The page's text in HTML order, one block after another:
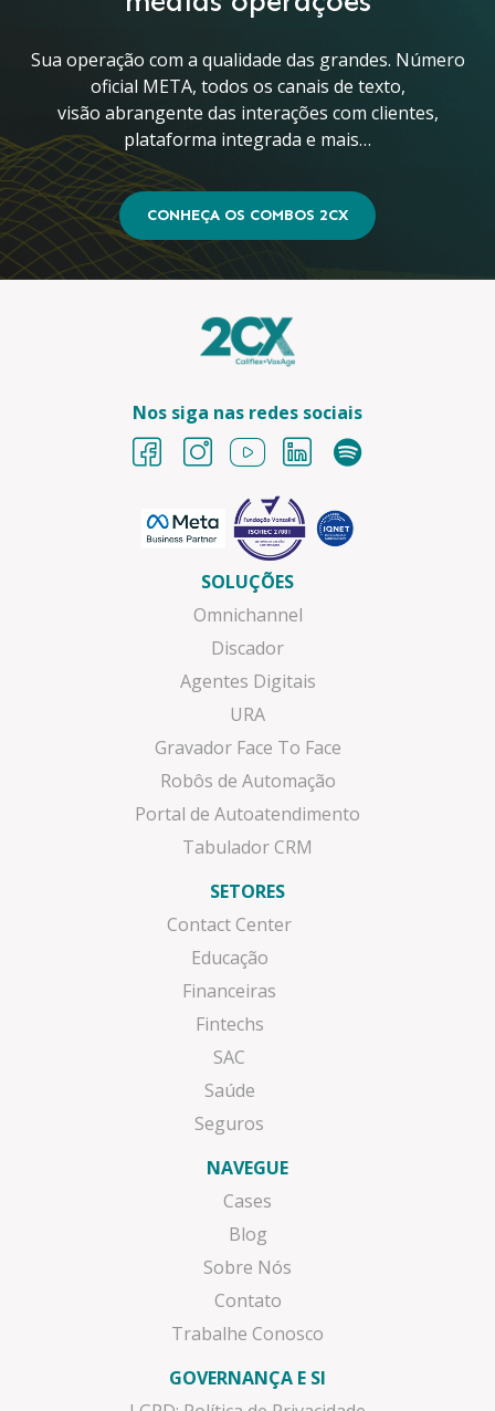
Sua operação com a qualidade das grandes. Número
oficial META, todos os canais de texto,
visão abrangente das interações com clientes,
plataforma integrada e mais…
CONHEÇA OS COMBOS 2CX
Nos siga nas redes sociais
SOLUÇÕES
Omnichannel
Discador
Agentes Digitais
URA
Gravador Face To Face
Robôs de Automação
Portal de Autoatendimento
Tabulador CRM
SETORES
Contact Center
Educação
Financeiras
Fintechs
SAC
Saúde
Seguros
NAVEGUE
Cases
Blog
Sobre Nós
Contato
Trabalhe Conosco
GOVERNANÇA E SI